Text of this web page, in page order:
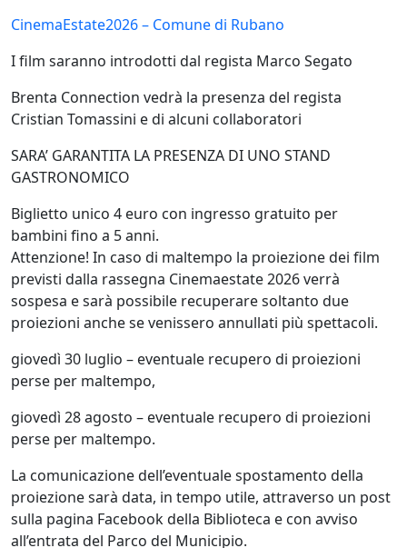
CinemaEstate2026 – Comune di Rubano
I film saranno introdotti dal regista Marco Segato
Brenta Connection vedrà la presenza del regista
Cristian Tomassini e di alcuni collaboratori
SARA’ GARANTITA LA PRESENZA DI UNO STAND
GASTRONOMICO
Biglietto unico 4 euro con ingresso gratuito per
bambini fino a 5 anni.
Attenzione! In caso di maltempo la proiezione dei film
previsti dalla rassegna Cinemaestate 2026 verrà
sospesa e sarà possibile recuperare soltanto due
proiezioni anche se venissero annullati più spettacoli.
giovedì 30 luglio – eventuale recupero di proiezioni
perse per maltempo,
giovedì 28 agosto – eventuale recupero di proiezioni
perse per maltempo.
La comunicazione dell’eventuale spostamento della
proiezione sarà data, in tempo utile, attraverso un post
sulla pagina Facebook della Biblioteca e con avviso
all’entrata del Parco del Municipio.